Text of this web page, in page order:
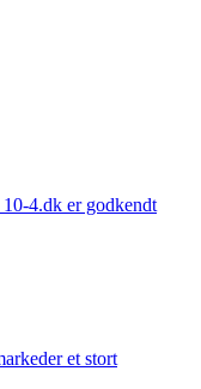
4.dk er godkendt
et stort